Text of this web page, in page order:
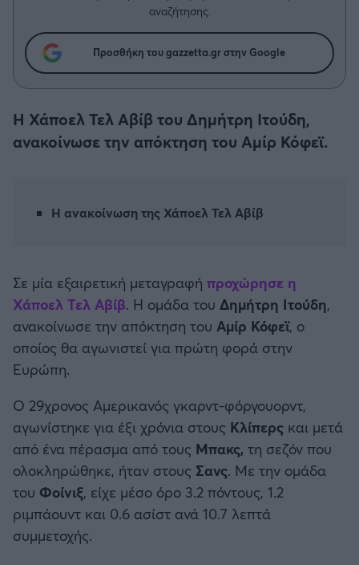
Δημήτρης Τσορμπατζόγλου
ΟΦΗ
Αστέρας Τρίπολης
Παναιτωλικός
Ηρακλής
Μπαρτσελόνα
Ρεάλ Μαδρίτης
Ατλέτικο Μαδρίτης
Μεγάλη μου Αγάπη
Μια Ιστορία από την Πόλη
αναζήτησης.
Προσθήκη του gazzetta.gr στην Google
Η Χάποελ Τελ Αβίβ του Δημήτρη Ιτούδη,
ανακοίνωσε την απόκτηση του Αμίρ Κόφεϊ.
Η ανακοίνωση της Χάποελ Τελ Αβίβ
Σε μία εξαιρετική μεταγραφή προχώρησε η
Χάποελ Τελ Αβίβ. Η ομάδα του Δημήτρη Ιτούδη,
ανακοίνωσε την απόκτηση του Αμίρ Κόφεϊ, ο
οποίος θα αγωνιστεί για πρώτη φορά στην
Ευρώπη.
Ο 29χρονος Αμερικανός γκαρντ-φόργουορντ,
αγωνίστηκε για έξι χρόνια στους Κλίπερς και μετά
από ένα πέρασμα από τους Μπακς, τη σεζόν που
ολοκληρώθηκε, ήταν στους Σανς. Με την ομάδα
του Φοίνιξ, είχε μέσο όρο 3.2 πόντους, 1.2
ριμπάουντ και 0.6 ασίστ ανά 10.7 λεπτά
συμμετοχής.